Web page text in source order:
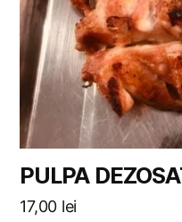
PULPA
17,00 lei